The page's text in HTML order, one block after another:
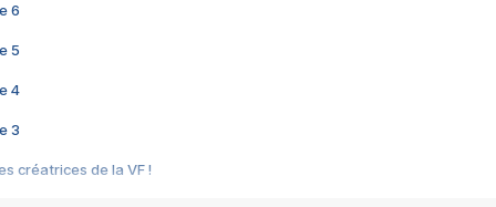
6
5
4
3
créatrices de la VF !